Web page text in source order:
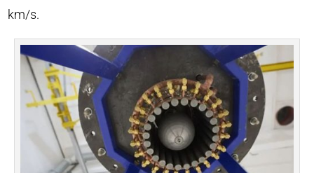
km/s.